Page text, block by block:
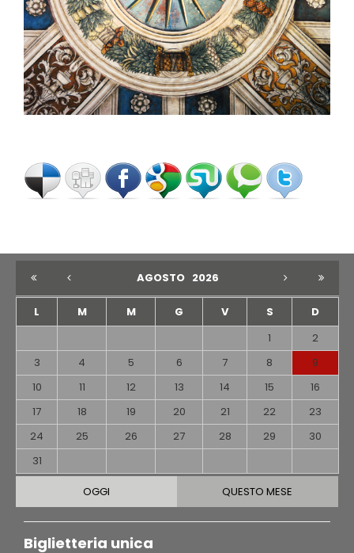
AGOSTO 2026
L M M G V S
D
1
2
3
4 5 6 7 8
9
10
11 12 13 14 15
16
17
18 19 20 21 22
23
24
25 26 27 28 29
30
31
OGGI QUESTO MESE
Biglietteria unica